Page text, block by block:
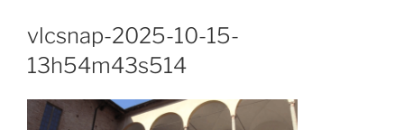
vlcsnap-2025-10-15-
13h54m43s514